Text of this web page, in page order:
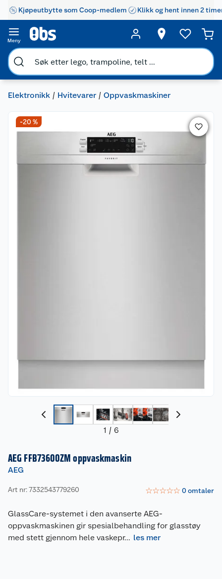
Kjøpeutbytte som Coop-medlem Klikk og hent innen 2
Meny
Elektronikk Hvitevarer Oppvaskmaskiner
1 / 6
-20 %
AEG FFB73600ZM oppvaskmaskin
AEG
Art nr: 7332543779260 ☆☆☆☆☆ 0omtaler
GlassCare-systemet i den avanserte AEG-
oppvaskmaskinen gir spesialbehandling for glasstøy
med stett gjennom hele vaskepr... les mer